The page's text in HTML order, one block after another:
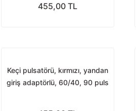
455,00 TL
Keçi pulsatörü, kırmızı, yandan
giriş adaptörlü, 60/40, 90 puls